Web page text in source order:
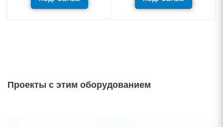
Проекты с этим оборудованием